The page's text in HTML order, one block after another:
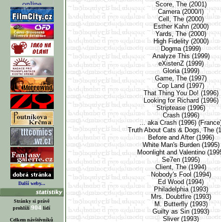
Další weby...
Stránky si právě
prohlíží 904 lidí
Celkem návštěvníků
Score, The (2001)
Camera (2000/I)
Cell, The (2000)
Esther Kahn (2000)
Yards, The (2000)
High Fidelity (2000)
Dogma (1999)
Analyze This (1999)
eXistenZ (1999)
Gloria (1999)
Game, The (1997)
Cop Land (1997)
That Thing You Do! (1996)
Looking for Richard (1996)
Striptease (1996)
Crash (1996)
... aka Crash (1996)
Truth About Cats & Dogs, The
Before and After (1996)
White Man's Burden (1995)
Moonlight and Valentino
Se7en (1995)
Client, The (1994)
Nobody's Fool (1994)
Ed Wood (1994)
Philadelphia (1993)
Mrs. Doubtfire (1993)
M. Butterfly (1993)
Guilty as Sin (1993)
Sliver (1993)